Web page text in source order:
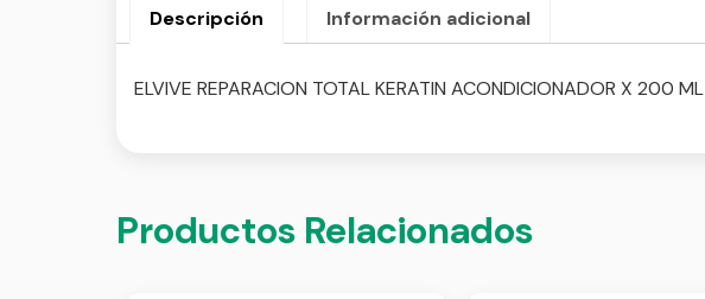
Descripción Información adicional
ELVIVE REPARACION TOTAL KERATIN ACONDICIONADOR X 200 ML
Productos Relacionados